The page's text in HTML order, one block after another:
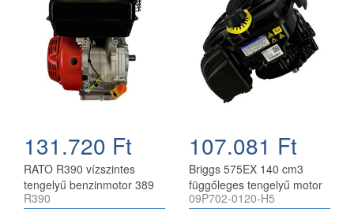
131.720 Ft
RATO R390 vízszintes
tengelyű benzinmotor 389
ccm 7,6 kW
R390
107.081 Ft
Briggs 575EX 140 cm3
függőleges tengelyű motor
kapára 22,2x62 mm
09P702-0120-H5